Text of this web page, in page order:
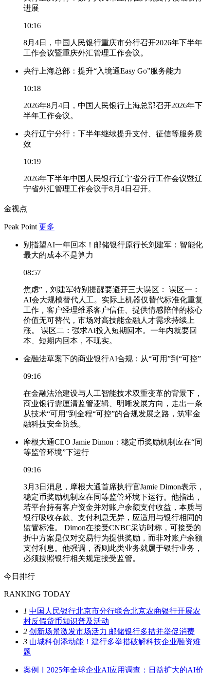
进展
10:16
8月4日，中国人民银行重庆市分行召开2026年下半年
工作会议暨重庆外汇管理工作会议。
央行上海总部：提升“入境通Easy Go”服务能力
10:18
2026年8月4日，中国人民银行上海总部召开2026年下
半年工作会议。
央行辽宁分行：下半年继续提升支付、征信等服务质
效
10:19
2026年下半年中国人民银行辽宁省分行工作会议暨辽
宁省外汇管理工作会议于8月4日召开。
金视点
Peak Point 更多
别指望AI一年回本！邮储银行原行长刘建军：智能化
最大的成本不是算力
08:57
焦虑”，刘建军特别提醒要避开三大误区： 误区一：
AI会大规模替代人工。实际上机器仅替代标准化重复
工作，客户经理维系客户信任、提供情感陪伴的核心
价值无可替代，市场对高技能金融人才需求持续上
涨。 误区二：强求AI投入短期回本。一年内就要回
本、短期内回本，不现实。
金融法草案下的商业银行AI合规：从“可用”到“可控”
09:16
在金融法治建设与人工智能技术双重变革的背景下，
商业银行需厘清监管逻辑、明晰发展方向，走出一条
从技术“可用”到全程“可控”的合规发展之路，筑牢金
融科技安全防线。
摩根大通CEO Jamie Dimon：稳定币奖励机制应在“同
等监管环境”下运行
09:16
3月3日消息，摩根大通首席执行官Jamie Dimon表示，
稳定币奖励机制应在同等监管环境下运行。他指出，
若平台持有客户资金并对账户余额支付收益，本质与
银行吸收存款、支付利息无异，应适用与银行相同的
监管标准。 Dimon在接受CNBC采访时称，可接受的
折中方案是仅对交易行为提供奖励，而非对账户余额
支付利息。他强调，否则此类业务就属于银行业务，
必须按照银行相关规定接受监管。
今日排行
RANKING TODAY
1 中国人民银行北京市分行联合北京农商银行开展农
村反假货币知识普及活动
2 创新场景激发市场活力 邮储银行多措并举促消费
3 山城科创添动能！建行多举措破解科技企业融资难
题
案例｜2025年全球企业AI应用调查：日益扩大的AI价